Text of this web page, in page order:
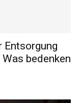
bedenken